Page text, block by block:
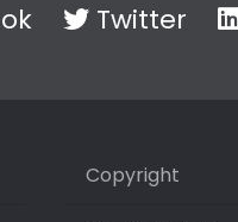
Twitter
Copyright